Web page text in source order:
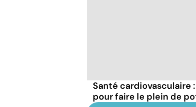
Santé cardiovasculaire
pour faire le plein de